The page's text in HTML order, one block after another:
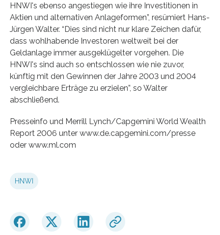
HNWI's ebenso angestiegen wie ihre Investitionen in
Aktien und alternativen Anlageformen”, resümiert Hans-
Jürgen Walter. “Dies sind nicht nur klare Zeichen dafür,
dass wohlhabende Investoren weltweit bei der
Geldanlage immer ausgeklügelter vorgehen. Die
HNWI's sind auch so entschlossen wie nie zuvor,
künftig mit den Gewinnen der Jahre 2003 und 2004
vergleichbare Erträge zu erzielen”, so Walter
abschließend.
Presseinfo und Merrill Lynch/Capgemini World Wealth
Report 2006 unter www.de.capgemini.com/presse
oder www.ml.com
HNWI